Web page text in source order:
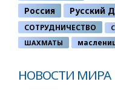
Россия Русский
СОТРУДНИЧЕСТВО
ШАХМАТЫ
НОВОСТИ МИРА